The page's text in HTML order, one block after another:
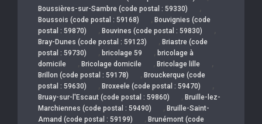
Boussières-sur-Sambre (code postal : 59330) ,
Boussois (code postal : 59168) , Bouvignies (code
postal : 59870)
, Bouvines (code postal : 59830) ,
Bray-Dunes (code postal : 59123) , Briastre (code
postal : 59730)
, bricolage 59 , bricolage à
domicile
, Bricolage domicile , Bricolage lille ,
Brillon (code postal : 59178) , Brouckerque (code
postal : 59630)
, Broxeele (code postal : 59470) ,
Bruay-sur-l'Escaut (code postal : 59860) , Bruille-lez-
Marchiennes (code postal : 59490)
, Bruille-Saint-
Amand (code postal : 59199)
, Brunémont (code